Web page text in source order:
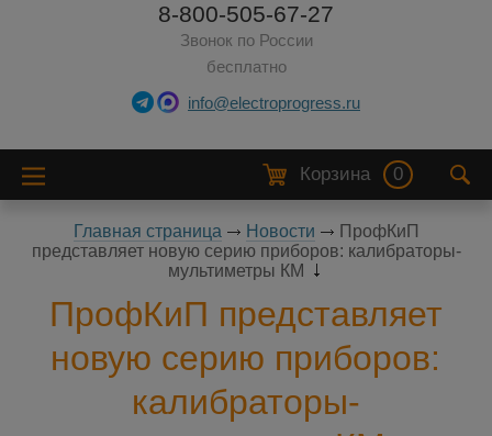
8-800-505-67-27
Звонок по России
бесплатно
info@electroprogress.ru
Корзина 0
Главная страница Новости
ПрофКиП
представляет новую серию приборов: калибраторы-
мультиметры КМ
ПрофКиП представляет
новую серию приборов:
калибраторы-